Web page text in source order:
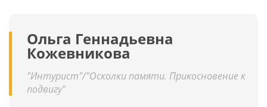
Ольга Геннадьевна
Кожевникова
"Интурист"/"Осколки памяти. Прикосновение к
подвигу"